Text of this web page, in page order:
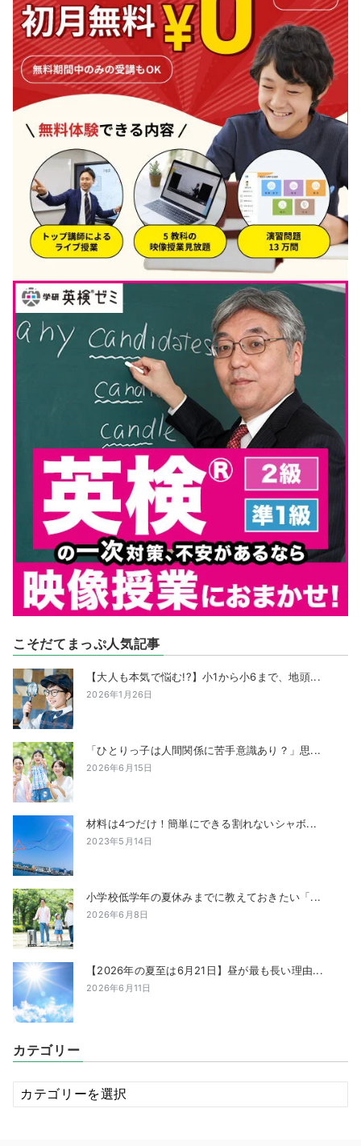
こそだてまっぷ人気記事
【大人も本気で悩む!?】小1から小6まで、地頭...
2026年1月26日
「ひとりっ子は人間関係に苦手意識あり？」思...
2026年6月15日
材料は4つだけ！簡単にできる割れないシャボ...
2023年5月14日
小学校低学年の夏休みまでに教えておきたい「...
2026年6月8日
【2026年の夏至は6月21日】昼が最も長い理由...
2026年6月11日
カテゴリー
カ
テ